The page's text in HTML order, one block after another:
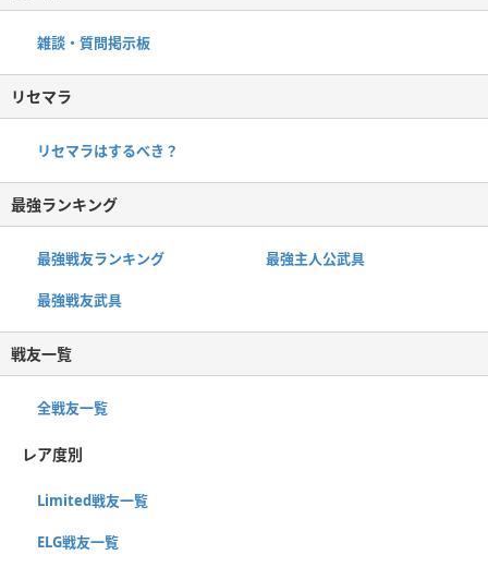
雑談・質問掲示板
リセマラ
リセマラはするべき？
最強ランキング
最強戦友ランキング 最強主人公武具
最強戦友武具
戦友一覧
全戦友一覧
レア度別
Limited戦友一覧
ELG戦友一覧